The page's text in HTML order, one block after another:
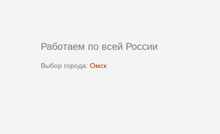
Работаем по всей России
Выбор города: Омск